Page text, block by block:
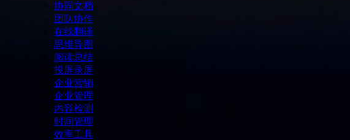
协同文档
团队协作
在线翻译
思维导图
阅读总结
投屏录屏
企业营销
企业管理
内容检测
时间管理
效率工具